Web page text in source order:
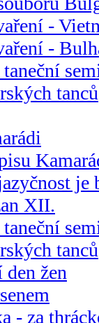
-
-
tanců
je
XII.
tanců
žen
- za